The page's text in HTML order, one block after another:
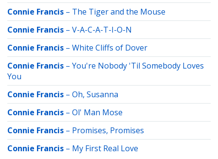
Connie Francis – The Tiger and the Mouse
Connie Francis – V-A-C-A-T-I-O-N
Connie Francis – White Cliffs of Dover
Connie Francis – You're Nobody 'Til Somebody Loves
You
Connie Francis – Oh, Susanna
Connie Francis – Ol' Man Mose
Connie Francis – Promises, Promises
Connie Francis – My First Real Love